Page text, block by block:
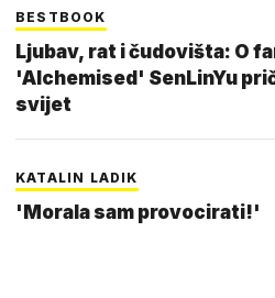
BESTBOOK
Ljubav, rat i čudovišta: O
'Alchemised' SenLinYu
svijet
KATALIN LADIK
'Morala sam provocirati!'